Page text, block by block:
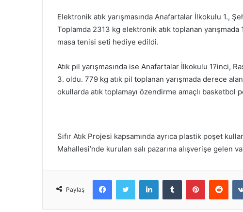
Elektronik atık yarışmasında Anafartalar İlkokulu 1.,
Toplamda 2313 kg elektronik atık toplanan yarışmada
masa tenisi seti hediye edildi.
Atık pil yarışmasında ise Anafartalar İlkokulu 1?inci,
3. oldu. 779 kg atık pil toplanan yarışmada derece
okullarda atık toplamayı özendirme amaçlı basketbol
Sıfır Atık Projesi kapsamında ayrıca plastik poşet
Mahallesi’nde kurulan salı pazarına alışverişe gelen
Paylaş
FacebookTwitter LinkedInTumblr Pinterest